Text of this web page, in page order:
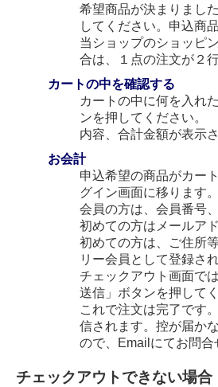
希望商品が決まりまし
してください。申込商
当ショップのショッピ
合は、１点の注文が２
カートの中を確認する
カートの中に何を入れ
ンを押してください。
内容、合計金額が表示
お会計
申込希望の商品がカー
グイン画面に移ります。
会員の方は、会員番号
初めての方はメールア
初めての方は、ご住所
リー会員として登録さ
チェックアウト画面で
送信」ボタンを押してく
これで注文は完了です
信されます。控が届か
ので、Emailにてお問合
チェックアウトできない場合